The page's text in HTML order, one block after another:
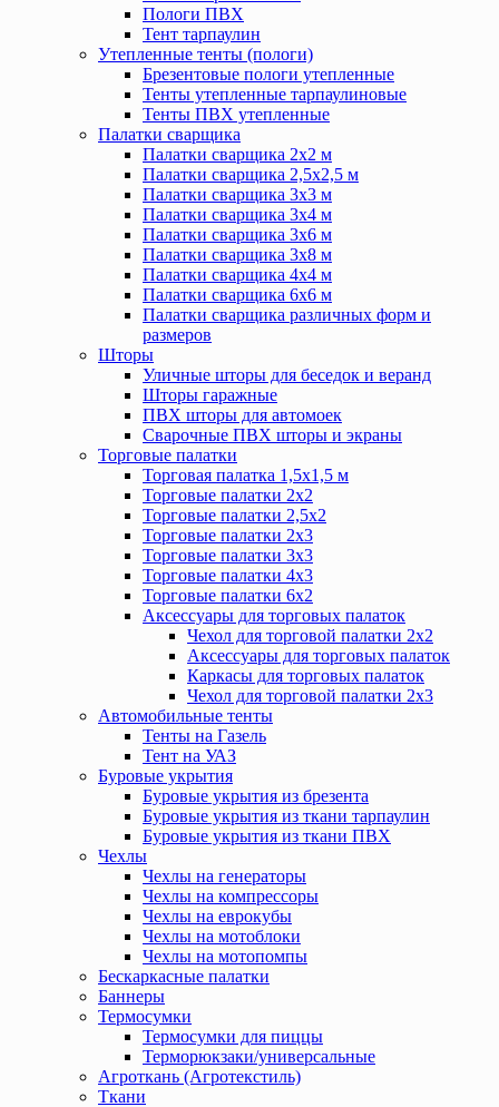
Пологи ПВХ
Тент тарпаулин
Утепленные тенты (пологи)
Брезентовые пологи утепленные
Тенты утепленные тарпаулиновые
Тенты ПВХ утепленные
Палатки сварщика
Палатки сварщика 2х2 м
Палатки сварщика 2,5х2,5 м
Палатки сварщика 3х3 м
Палатки сварщика 3х4 м
Палатки сварщика 3х6 м
Палатки сварщика 3х8 м
Палатки сварщика 4х4 м
Палатки сварщика 6х6 м
Палатки сварщика различных форм и
размеров
Шторы
Уличные шторы для беседок и веранд
Шторы гаражные
ПВХ шторы для автомоек
Сварочные ПВХ шторы и экраны
Торговые палатки
Торговая палатка 1,5х1,5 м
Торговые палатки 2х2
Торговые палатки 2,5х2
Торговые палатки 2х3
Торговые палатки 3х3
Торговые палатки 4х3
Торговые палатки 6х2
Аксессуары для торговых палаток
Чехол для торговой палатки 2х2
Аксессуары для торговых палаток
Каркасы для торговых палаток
Чехол для торговой палатки 2х3
Автомобильные тенты
Тенты на Газель
Тент на УАЗ
Буровые укрытия
Буровые укрытия из брезента
Буровые укрытия из ткани тарпаулин
Буровые укрытия из ткани ПВХ
Чехлы
Чехлы на генераторы
Чехлы на компрессоры
Чехлы на еврокубы
Чехлы на мотоблоки
Чехлы на мотопомпы
Бескаркасные палатки
Баннеры
Термосумки
Термосумки для пиццы
Терморюкзаки/универсальные
Агроткань (Агротекстиль)
Ткани